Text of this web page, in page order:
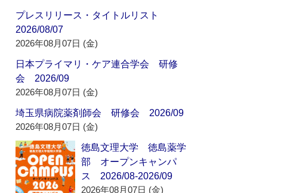
プレスリリース・タイトルリスト
2026/08/07
2026年08月07日 (金)
日本プライマリ・ケア連合学会 研修
会 2026/09
2026年08月07日 (金)
埼玉県病院薬剤師会 研修会 2026/09
2026年08月07日 (金)
徳島文理大学 徳島薬学
部 オープンキャンパ
ス 2026/08-2026/09
2026年08月07日 (金)